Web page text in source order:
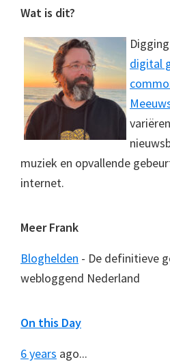
Footer
Wat is dit?
digital
muziek en opvallende
internet.
Meer Frank
Bloghelden - De definitieve
webloggend Nederland
On this Day
6 years ago...